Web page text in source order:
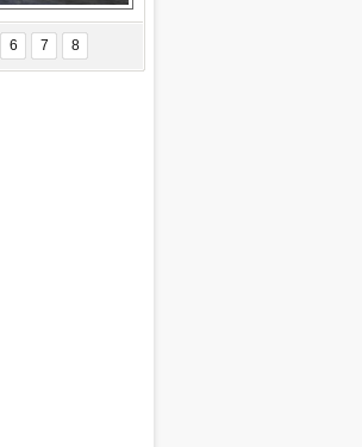
Ford Focus RS
(2015)
6 7 8